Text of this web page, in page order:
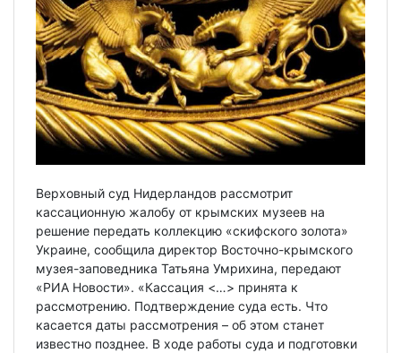
Верховный суд Нидерландов рассмотрит
кассационную жалобу от крымских музеев на
решение передать коллекцию «скифского золота»
Украине, сообщила директор Восточно-крымского
музея-заповедника Татьяна Умрихина, передают
«РИА Новости». «Кассация <…> принята к
рассмотрению. Подтверждение суда есть. Что
касается даты рассмотрения – об этом станет
известно позднее. В ходе работы суда и подготовки